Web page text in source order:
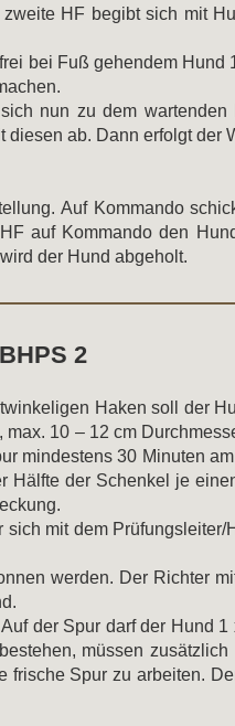
HF begibt sich mit
bei Fuß gehendem Hund
nun zu dem
diesen ab. Dann erfolgt der
Auf Kommando
auf Kommando den
der Hund abgeholt.
2
Haken soll der
10 – 12 cm
mindestens 30 Minuten
der Schenkel je
mit dem
werden. Der Richter
der Spur darf der Hund
müssen
frische Spur zu arbeiten.